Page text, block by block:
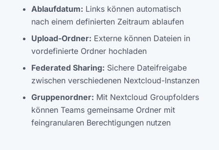
Ablaufdatum: Links können automatisch
nach einem definierten Zeitraum ablaufen
Upload-Ordner: Externe können Dateien in
vordefinierte Ordner hochladen
Federated Sharing: Sichere Dateifreigabe
zwischen verschiedenen Nextcloud-Instanzen
Gruppenordner: Mit Nextcloud Groupfolders
können Teams gemeinsame Ordner mit
feingranularen Berechtigungen nutzen